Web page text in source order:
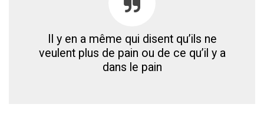
Il y en a même qui disent qu’ils ne
veulent plus de pain ou de ce qu’il y a
dans le pain